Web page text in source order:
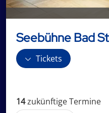
Seebühne Bad
Tickets
14zukünftigeTermine